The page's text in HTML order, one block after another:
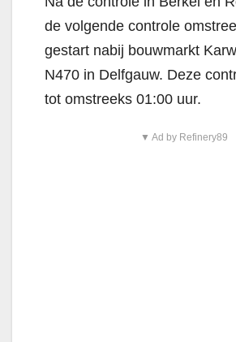
de volgende controle
gestart nabij bouwmarkt
N470 in Delfgauw. Deze
tot omstreeks 01:00 uur.
▼ Ad by Refinery89